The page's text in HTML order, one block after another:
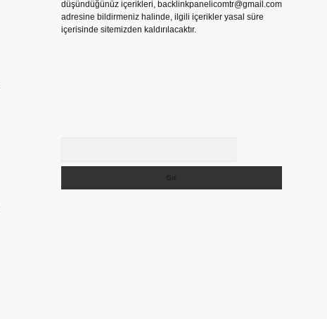
düşündüğünüz içerikleri, backlinkpanelicomtr@gmail.com
adresine bildirmeniz halinde, ilgili içerikler yasal süre
içerisinde sitemizden kaldırılacaktır.